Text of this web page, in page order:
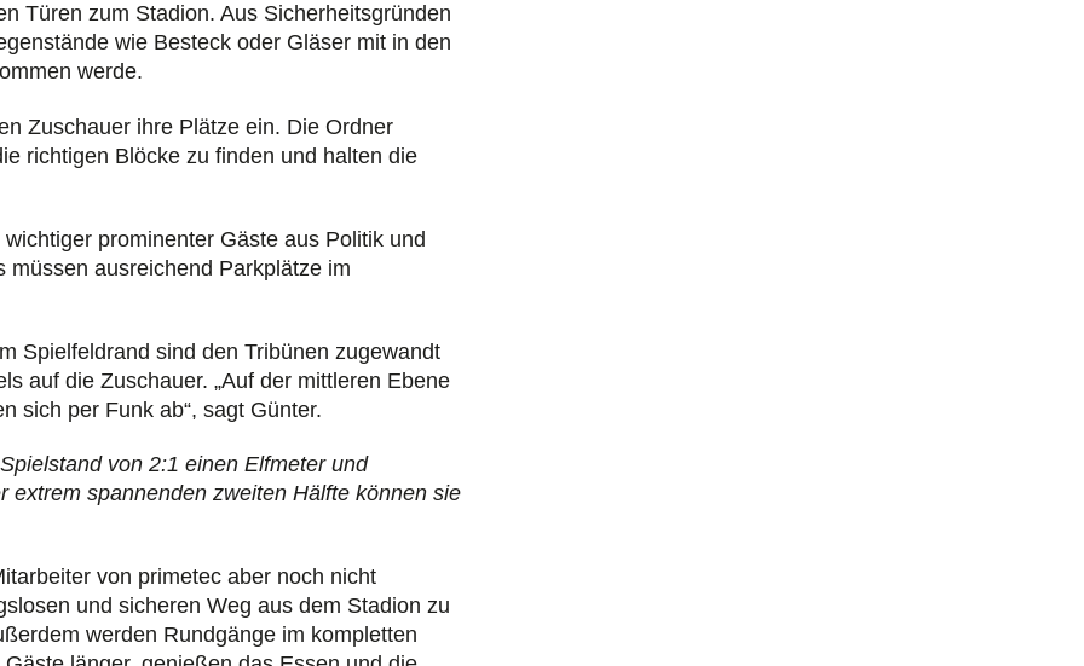
Türen zum Stadion. Aus Sicherheits­gründen
wie Besteck oder Gläser mit in den
werde.
Zuschauer ihre Plätze ein. Die Ordner
richtigen Blöcke zu finden und halten die
prominenter Gäste aus Politik und
ausreichend Parkplätze im
Spielfeldrand sind den Tribünen zugewandt
auf die Zuschauer. „Auf der mittleren Ebene
sich per Funk ab“, sagt Günter.
von 2:1 einen Elfmeter und
extrem spannenden zweiten Hälfte können sie
von primetec aber noch nicht
und sicheren Weg aus dem Stadion zu
werden Rundgänge im kompletten